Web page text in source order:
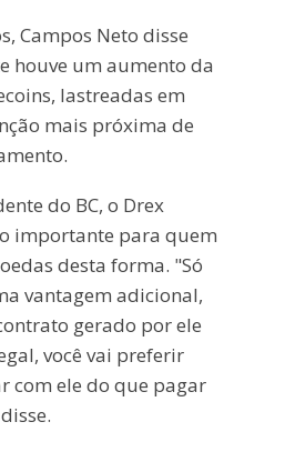
Campos Neto disse
houve um aumento da
lastreadas em
mais próxima de
do BC, o Drex
importante para quem
desta forma. "Só
vantagem adicional,
gerado por ele
você vai preferir
com ele do que pagar